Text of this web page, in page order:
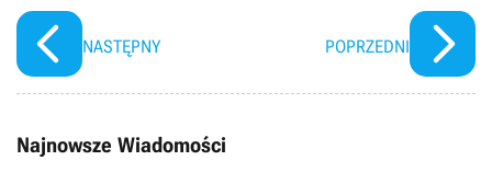
NASTĘPNY POPRZEDNI
Najnowsze Wiadomości